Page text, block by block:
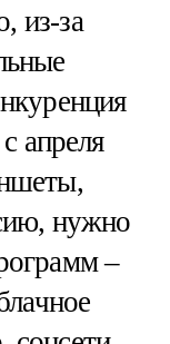
из-за
апреля
нужно
–